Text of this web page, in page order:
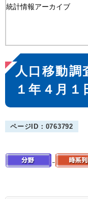
文統計情報アーカイブ
本
文
人口移動
１年４月
ページID：0763792